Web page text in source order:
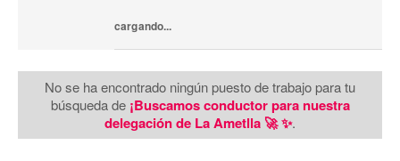
cargando...
No se ha encontrado ningún puesto de trabajo para tu
búsqueda de ¡Buscamos conductor para nuestra
delegación de La Ametlla 🚀 ✨.